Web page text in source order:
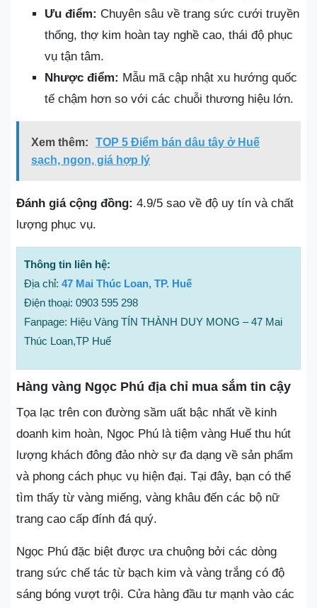
Ưu điểm: Chuyên sâu về trang sức cưới truyền
thống, thợ kim hoàn tay nghề cao, thái độ phục
vụ tận tâm.
Nhược điểm: Mẫu mã cập nhật xu hướng quốc
tế chậm hơn so với các chuỗi thương hiệu lớn.
Xem thêm:
TOP 5 Điểm bán dâu tây ở Huế
sạch, ngon, giá hợp lý
Đánh giá cộng đồng: 4.9/5 sao về độ uy tín và chất
lượng phục vụ.
Thông tin liên hệ:
Địa chỉ: 47 Mai Thúc Loan, TP. Huế
Điện thoại: 0903 595 298
Fanpage: Hiệu Vàng TÍN THÀNH DUY MONG – 47 Mai
Thúc Loan,TP Huế
Hàng vàng Ngọc Phú địa chỉ mua sắm tin cậy
Tọa lạc trên con đường sầm uất bậc nhất về kinh
doanh kim hoàn, Ngọc Phú là tiệm vàng Huế thu hút
lượng khách đông đảo nhờ sự đa dạng về sản phẩm
và phong cách phục vụ hiện đại. Tại đây, bạn có thể
tìm thấy từ vàng miếng, vàng khâu đến các bộ nữ
trang cao cấp đính đá quý.
Ngọc Phú đặc biệt được ưa chuộng bởi các dòng
trang sức chế tác từ bạch kim và vàng trắng có độ
sáng bóng vượt trội. Cửa hàng đầu tư mạnh vào các